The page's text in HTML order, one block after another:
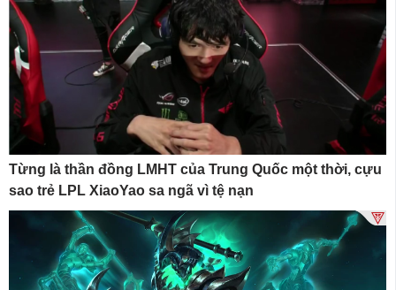
Từng là thần đồng LMHT của Trung Quốc một thời, cựu
sao trẻ LPL XiaoYao sa ngã vì tệ nạn